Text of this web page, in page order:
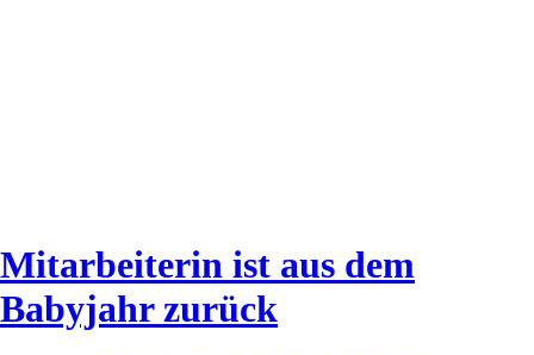
Mitarbeiterin ist aus dem
Babyjahr zurück